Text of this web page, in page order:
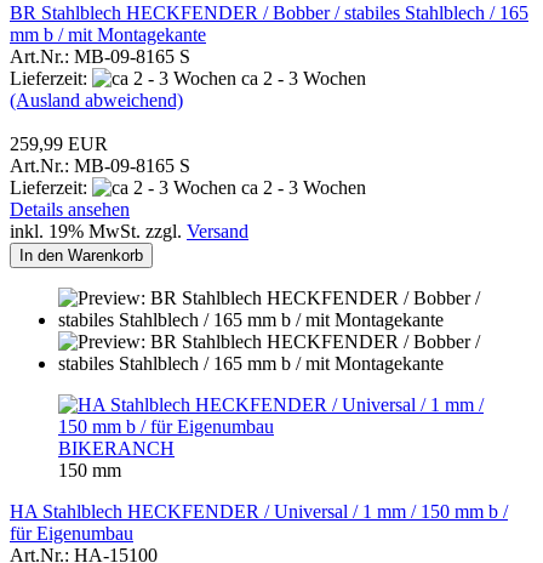
BR Stahlblech HECKFENDER / Bobber / stabiles Stahlblech / 165
mm b / mit Montagekante
Art.Nr.: MB-09-8165 S
Lieferzeit:
ca 2 - 3 Wochen
(Ausland abweichend)
259,99 EUR
Art.Nr.: MB-09-8165 S
Lieferzeit:
ca 2 - 3 Wochen
Details ansehen
inkl. 19% MwSt. zzgl. Versand
In den Warenkorb
BIKERANCH
150 mm
HA Stahlblech HECKFENDER / Universal / 1 mm / 150 mm b /
für Eigenumbau
Art.Nr.: HA-15100